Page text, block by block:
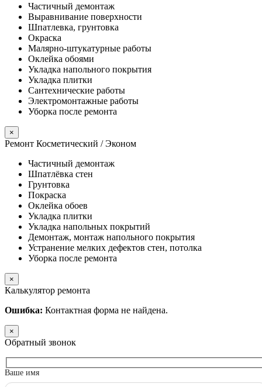
Частичный демонтаж
Выравнивание поверхности
Шпатлевка, грунтовка
Окраска
Малярно-штукатурные работы
Оклейка обоями
Укладка напольного покрытия
Укладка плитки
Сантехнические работы
Электромонтажные работы
Уборка после ремонта
×
Ремонт Косметический / Эконом​
Частичный демонтаж
Шпатлёвка стен
Грунтовка
Покраска
Оклейка обоев
Укладка плитки
Укладка напольных покрытий
Демонтаж, монтаж напольного покрытия
Устранение мелких дефектов стен, потолка
Уборка после ремонта
×
Калькулятор ремонта
Ошибка: Контактная форма не найдена.
×
Обратный звонок
Ваше имя